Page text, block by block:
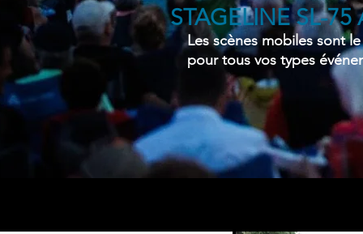
STAGELINE SL-75
Les scènes mobiles sont
pour tous vos types